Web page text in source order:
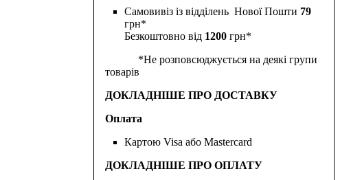
Самовивіз із відділень Нової Пошти 79
грн*
Безкоштовно від 1200 грн*
*Не розповсюджується на деякі групи
товарів
ДОКЛАДНІШЕ ПРО ДОСТАВКУ
Оплата
Картою Visa або Mastercard
ДОКЛАДНІШЕ ПРО ОПЛАТУ